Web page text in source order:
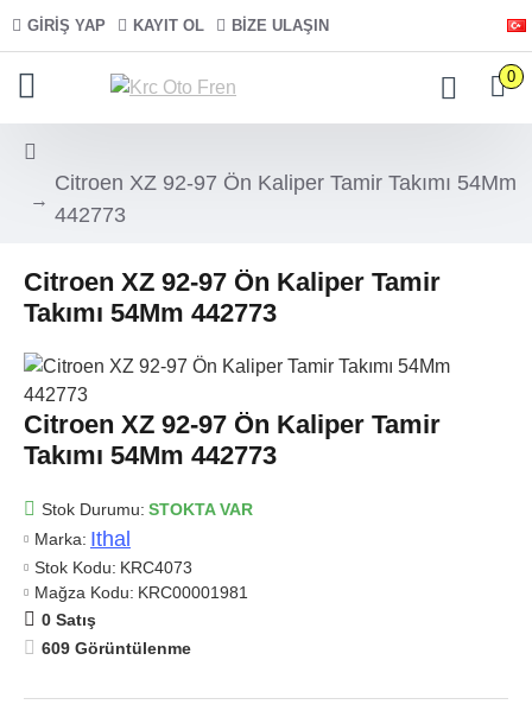
GIRIŞ YAP KAYIT OL BIZE ULAŞIN
0
Citroen XZ 92-97 Ön Kaliper Tamir Takımı 54Mm
442773
Citroen XZ 92-97 Ön Kaliper Tamir
Takımı 54Mm 442773
Citroen XZ 92-97 Ön Kaliper Tamir
Takımı 54Mm 442773
Stok Durumu: STOKTA VAR
Marka: Ithal
Stok Kodu: KRC4073
Mağza Kodu: KRC00001981
0 Satış
609 Görüntülenme